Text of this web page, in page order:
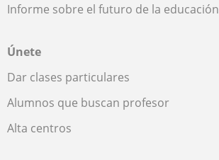
Informe sobre el futuro de la educación
Únete
Dar clases particulares
Alumnos que buscan profesor
Alta centros